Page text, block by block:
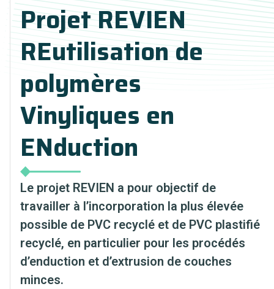
Projet REVIEN
REutilisation de
polymères
Vinyliques en
ENduction
Le projet REVIEN a pour objectif de
travailler à l’incorporation la plus élevée
possible de PVC recyclé et de PVC plastifié
recyclé, en particulier pour les procédés
d’enduction et d’extrusion de couches
minces.